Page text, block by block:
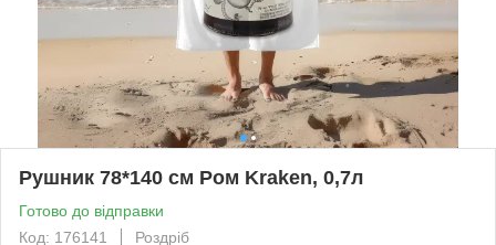
Рушник 78*140 см Ром Kraken, 0,7л
Готово до відправки
Код: 176141
Роздріб